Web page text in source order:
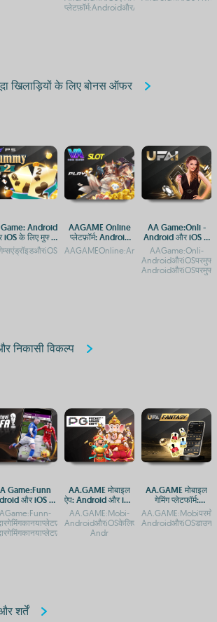
एक्सेस
प्लेटफ़ॉर्म:AndroidऔरAppleडिव
खिलाड़ियों के लिए बोनस ऑफर
Android
iOS के लिए मुफ्त
और प्ले
AAGAME Online
प्लेटफ़ॉर्म: Android
और iOS पर एक्सेस करें
AA Game:Onli -
Android और iOS के
लिए मुफ्त गेमिंग एपीके
AAGame:Onli-
निकासी विकल्प
Game:Funn
और iOS पर
करने का
तरीका
AA.GAME मोबाइल
ऐप: Android और iOS
पर आसान एक्सेस
AA.GAME:Mobi-
Andr
AA.GAME मोबाइल
गेमिंग प्लेटफॉर्म:
Android और iOS पर
एक्सेस गाइड
शर्तें